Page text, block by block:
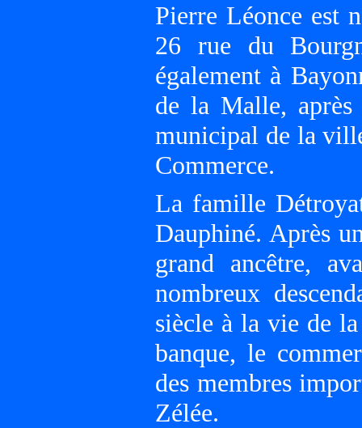
Pierre Léonce est
26 rue du
également à
de la Malle,
municipal de la
Commerce.
La famille
Dauphiné. Après
grand ancêtre,
nombreux
siècle à la vie de
banque, le
des membres
Zélée.